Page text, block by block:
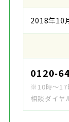
2018年10
0120-
※10時～17
相談ダイヤ